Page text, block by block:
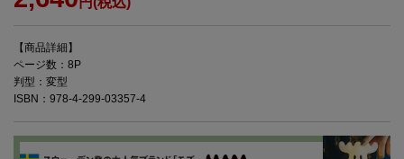
【商品詳細】
ページ数：8P
判型：変型
ISBN：978-4-299-03357-4